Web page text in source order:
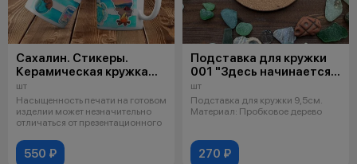
Сахалин. Стикеры.
Керамическая кружка
№ 021
шт
Насыщенность печати на готовом
изделии может незначительно
отличаться от презентационного
550 ₽
Подставка для кружки
001 "Здесь начинается
утро"
шт
Подставка для кружки 9,5см.
Материал: Пробковое дерево
270 ₽